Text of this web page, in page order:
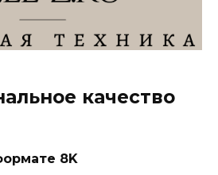
качество
8K